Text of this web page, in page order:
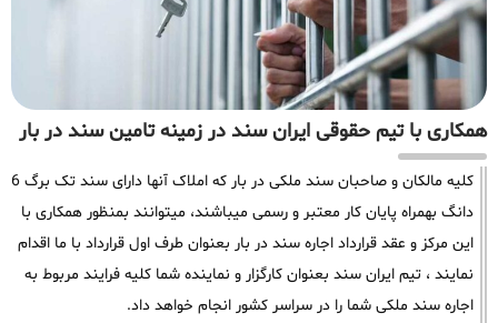
همکاری با تیم حقوقی ایران سند در زمینه تامین سند در بار
کلیه مالکان و صاحبان سند ملکی در بار که املاک آنها دارای سند تک برگ 6
دانگ بهمراه پایان کار معتبر و رسمی میباشند، میتوانند بمنظور همکاری با
این مرکز و عقد قرارداد اجاره سند در بار بعنوان طرف اول قرارداد با ما اقدام
نمایند ، تیم ایران سند بعنوان کارگزار و نماینده شما کلیه فرایند مربوط به
اجاره سند ملکی شما را در سراسر کشور انجام خواهد داد.